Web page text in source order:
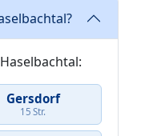
Gersdorf
15 Str.